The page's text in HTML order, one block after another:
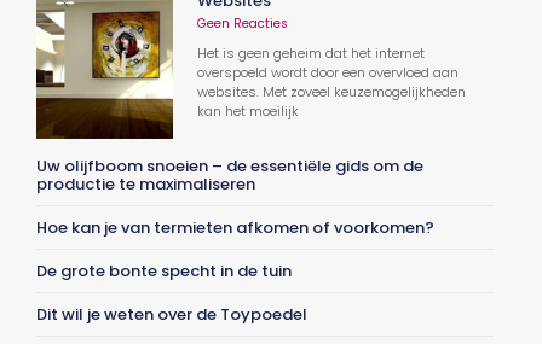
Geen Reacties
Het is geen geheim dat het internet
overspoeld wordt door een overvloed aan
websites. Met zoveel keuzemogelijkheden
kan het moeilijk
Uw olijfboom snoeien – de essentiële gids om de
productie te maximaliseren
Hoe kan je van termieten afkomen of voorkomen?
De grote bonte specht in de tuin
Dit wil je weten over de Toypoedel